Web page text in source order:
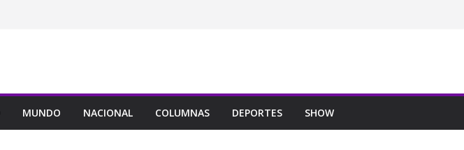
MUNDO NACIONAL COLUMNAS DEPORTES SHOW